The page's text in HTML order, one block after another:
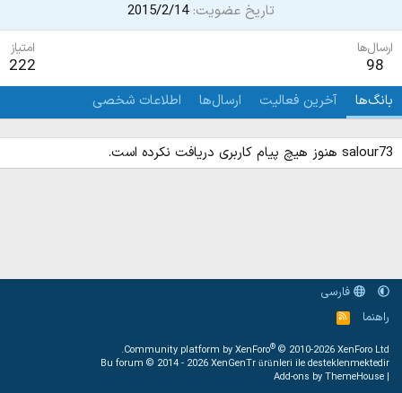
تاریخ عضویت 2015/2/14
ارسال‌ها
98
امتیاز
222
بانگ‌ها آخرین فعالیت ارسال‌ها اطلاعات شخصی
salour73 هنوز هیچ پیام کاربری دریافت نکرده است.
فارسی
راهنما
خ
و
ا
ک
Community platform by XenForo® © 2010-2026 XenForo Ltd.
Bu forum © 2014 - 2026XenGenTr ürünleri ile desteklenmektedir
|
Add-ons by ThemeHouse